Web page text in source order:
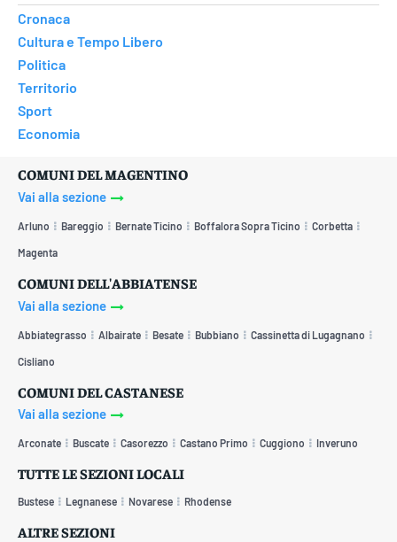
Cronaca
Cultura e Tempo Libero
Politica
Territorio
Sport
Economia
COMUNI DEL MAGENTINO
Vai alla sezione
Arluno Bareggio Bernate Ticino Boffalora Sopra Ticino Corbetta
Magenta
COMUNI DELL'ABBIATENSE
Vai alla sezione
Abbiategrasso Albairate Besate Bubbiano Cassinetta di Lugagnano
Cisliano
COMUNI DEL CASTANESE
Vai alla sezione
Arconate Buscate Casorezzo Castano Primo Cuggiono Inveruno
TUTTE LE SEZIONI LOCALI
Bustese Legnanese Novarese Rhodense
ALTRE SEZIONI